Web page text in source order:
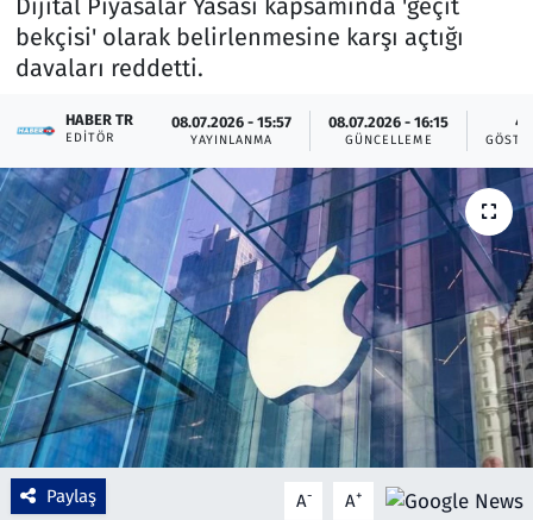
Dijital Piyasalar Yasası kapsamında 'geçit
bekçisi' olarak belirlenmesine karşı açtığı
davaları reddetti.
HABER TR
EDITÖR
08.07.2026 - 15:57
YAYINLANMA
08.07.2026 - 16:15
GÜNCELLEME
4
Paylaş A- A+
Yaşam
Hava Durumu
Bilim ve Teknoloji
Çevre & Doğa
Eğitim
Turizm
Yerel
Haber Arşivi